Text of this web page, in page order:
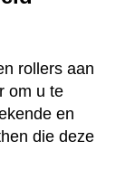
rollers aan
om u te
en
die deze